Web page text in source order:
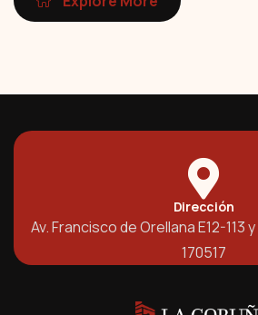
Dirección
Av. Francisco de Orellana E12-113
170517